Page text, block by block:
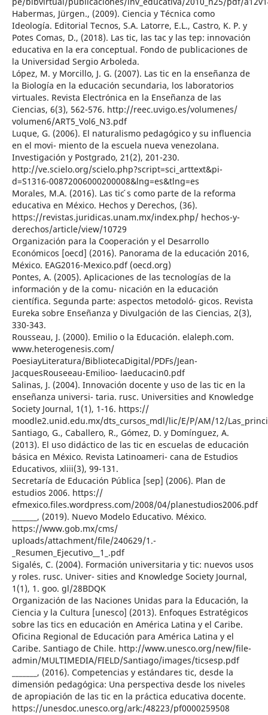
Habermas, Jürgen., (2009). Ciencia y Técnica como
Ideología. Editorial Tecnos, S.A. Latorre, E.L., Castro, K. P. y
Potes Comas, D., (2018). Las tic, las tac y las tep: innovación
educativa en la era conceptual. Fondo de publicaciones de
la Universidad Sergio Arboleda.
López, M. y Morcillo, J. G. (2007). Las tic en la enseñanza de
la Biología en la educación secundaria, los laboratorios
virtuales. Revista Electrónica en la Enseñanza de las
Ciencias, 6(3), 562-576. http://reec.uvigo.es/volumenes/
volumen6/ART5_Vol6_N3.pdf
Luque, G. (2006). El naturalismo pedagógico y su influencia
en el movi- miento de la escuela nueva venezolana.
Investigación y Postgrado, 21(2), 201-230.
http://ve.scielo.org/scielo.php?script=sci_arttext&pi-
d=S1316-00872006000200008&lng=es&tlng=es
Morales, M.A. (2016). Las tic ́s como parte de la reforma
educativa en México. Hechos y Derechos, (36).
https://revistas.juridicas.unam.mx/index.php/ hechos-y-
derechos/article/view/10729
Organización para la Cooperación y el Desarrollo
Económicos [oecd] (2016). Panorama de la educación 2016,
México. EAG2016-Mexico.pdf (oecd.org)
Pontes, A. (2005). Aplicaciones de las tecnologías de la
información y de la comu- nicación en la educación
científica. Segunda parte: aspectos metodoló- gicos. Revista
Eureka sobre Enseñanza y Divulgación de las Ciencias, 2(3),
330-343.
Rousseau, J. (2000). Emilio o la Educación. elaleph.com.
www.heterogenesis.com/
PoesiayLiteratura/BibliotecaDigital/PDFs/Jean-
JacquesRouseeau-Emilioo- laeducacin0.pdf
Salinas, J. (2004). Innovación docente y uso de las tic en la
enseñanza universi- taria. rusc. Universities and Knowledge
Society Journal, 1(1), 1-16. https://
moodle2.unid.edu.mx/dts_cursos_mdl/lic/E/P/AM/12/
Santiago, G., Caballero, R., Gómez, D. y Domínguez, A.
(2013). El uso didáctico de las tic en escuelas de educación
básica en México. Revista Latinoameri- cana de Estudios
Educativos, xliii(3), 99-131.
Secretaría de Educación Pública [sep] (2006). Plan de
estudios 2006. https://
efmexico.files.wordpress.com/2008/04/planestudios2006.pdf
_______, (2019). Nuevo Modelo Educativo. México.
https://www.gob.mx/cms/
uploads/attachment/file/240629/1.-
_Resumen_Ejecutivo__1_.pdf
Sigalés, C. (2004). Formación universitaria y tic: nuevos usos
y roles. rusc. Univer- sities and Knowledge Society Journal,
1(1), 1. goo. gl/28BDQK
Organización de las Naciones Unidas para la Educación, la
Ciencia y la Cultura [unesco] (2013). Enfoques Estratégicos
sobre las tics en educación en América Latina y el Caribe.
Oficina Regional de Educación para América Latina y el
Caribe. Santiago de Chile. http://www.unesco.org/new/file-
admin/MULTIMEDIA/FIELD/Santiago/images/ticsesp.pdf
_______, (2016). Competencias y estándares tic, desde la
dimensión pedagógica: Una perspectiva desde los niveles
de apropiación de las tic en la práctica educativa docente.
https://unesdoc.unesco.org/ark:/48223/pf0000259508